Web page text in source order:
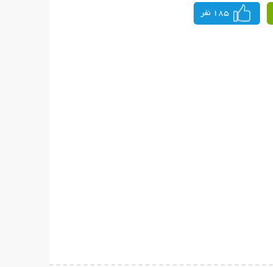
185 نفر